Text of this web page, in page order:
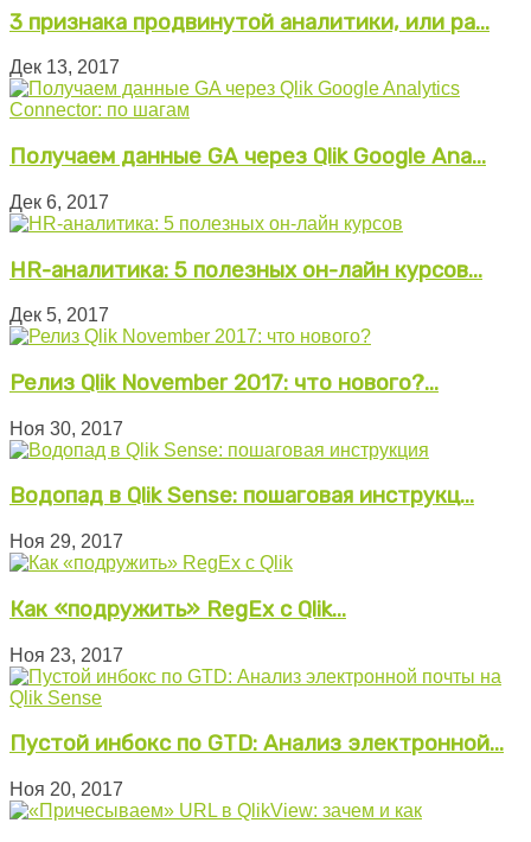
3 признака продвинутой аналитики, или ра...
Дек 13, 2017
Получаем данные GA через Qlik Google Ana...
Дек 6, 2017
HR-аналитика: 5 полезных он-лайн курсов...
Дек 5, 2017
Релиз Qlik November 2017: что нового?...
Ноя 30, 2017
Водопад в Qlik Sense: пошаговая инструкц...
Ноя 29, 2017
Как «подружить» RegEx с Qlik...
Ноя 23, 2017
Пустой инбокс по GTD: Анализ электронной...
Ноя 20, 2017